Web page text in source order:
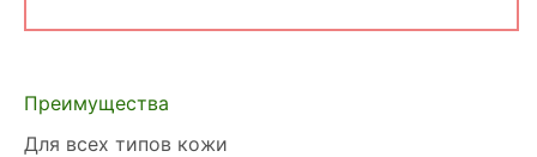
Преимущества
Для всех типов кожи